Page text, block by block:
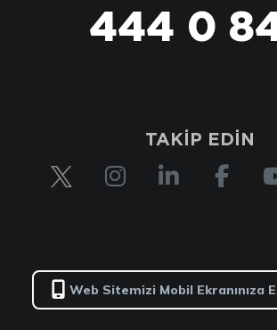
444 0
444 0
TAKİP EDİN
Web Sitemizi Mobil Ekranınıza